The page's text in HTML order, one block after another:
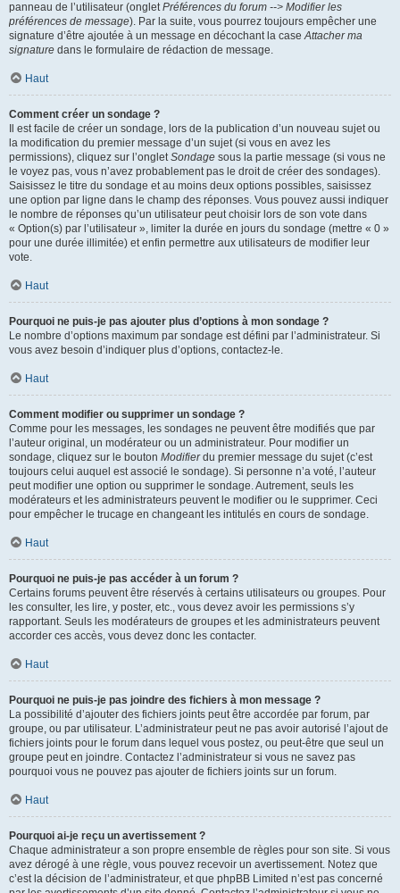
panneau de l’utilisateur (ongletPréférences du forum --> Modifier les
préférences de message). Par la suite, vous pourrez toujours empêcher une
signature d’être ajoutée à un message en décochant la caseAttacher ma
signature dans le formulaire de rédaction de message.
Haut
Comment créer un sondage ?
Il est facile de créer un sondage, lors de la publication d’un nouveau sujet ou
la modification du premier message d’un sujet (si vous en avez les
permissions), cliquez sur l’ongletSondage sous la partie message (si vous ne
le voyez pas, vous n’avez probablement pas le droit de créer des sondages).
Saisissez le titre du sondage et au moins deux options possibles, saisissez
une option par ligne dans le champ des réponses. Vous pouvez aussi indiquer
le nombre de réponses qu’un utilisateur peut choisir lors de son vote dans
« Option(s) par l’utilisateur », limiter la durée en jours du sondage (mettre « 0 »
pour une durée illimitée) et enfin permettre aux utilisateurs de modifier leur
vote.
Haut
Pourquoi ne puis-je pas ajouter plus d’options à mon sondage ?
Le nombre d’options maximum par sondage est défini par l’administrateur. Si
vous avez besoin d’indiquer plus d’options, contactez-le.
Haut
Comment modifier ou supprimer un sondage ?
Comme pour les messages, les sondages ne peuvent être modifiés que par
l’auteur original, un modérateur ou un administrateur. Pour modifier un
sondage, cliquez sur le bouton Modifierdu premier message du sujet (c’est
toujours celui auquel est associé le sondage). Si personne n’a voté, l’auteur
peut modifier une option ou supprimer le sondage. Autrement, seuls les
modérateurs et les administrateurs peuvent le modifier ou le supprimer. Ceci
pour empêcher le trucage en changeant les intitulés en cours de sondage.
Haut
Pourquoi ne puis-je pas accéder à un forum ?
Certains forums peuvent être réservés à certains utilisateurs ou groupes. Pour
les consulter, les lire, y poster, etc., vous devez avoir les permissions s’y
rapportant. Seuls les modérateurs de groupes et les administrateurs peuvent
accorder ces accès, vous devez donc les contacter.
Haut
Pourquoi ne puis-je pas joindre des fichiers à mon message ?
La possibilité d’ajouter des fichiers joints peut être accordée par forum, par
groupe, ou par utilisateur. L’administrateur peut ne pas avoir autorisé l’ajout de
fichiers joints pour le forum dans lequel vous postez, ou peut-être que seul un
groupe peut en joindre. Contactez l’administrateur si vous ne savez pas
pourquoi vous ne pouvez pas ajouter de fichiers joints sur un forum.
Haut
Pourquoi ai-je reçu un avertissement ?
Chaque administrateur a son propre ensemble de règles pour son site. Si vous
avez dérogé à une règle, vous pouvez recevoir un avertissement. Notez que
c’est la décision de l’administrateur, et que phpBB Limited n’est pas concerné